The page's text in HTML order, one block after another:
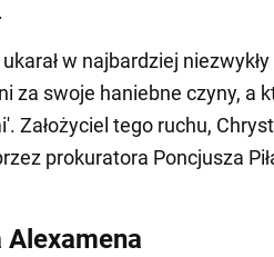
w najbardziej
za swoje haniebne czyny, a
Założyciel tego ruchu,
prokuratora Poncjusza